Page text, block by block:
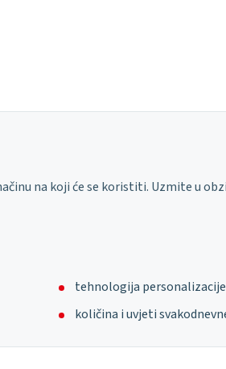
na koji će se koristiti. Uzmite u
tehnologija
količina i uvjeti